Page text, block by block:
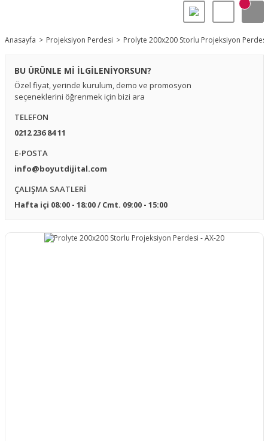
Anasayfa Projeksiyon Perdesi Prolyte 200x200 Storlu Projeksiyon
BU ÜRÜNLE Mİ İLGİLENİYORSUN?
Özel fiyat, yerinde kurulum, demo ve promosyon
seçeneklerini öğrenmek için bizi ara
TELEFON
0212 236 84 11
E-POSTA
info@boyutdijital.com
ÇALIŞMA SAATLERİ
Hafta içi 08:00 - 18:00 / Cmt. 09:00 - 15:00